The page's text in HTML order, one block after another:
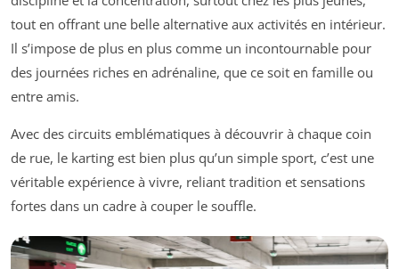
tout en offrant une belle alternative aux activités en intérieur.
Il s’impose de plus en plus comme un incontournable pour
des journées riches en adrénaline, que ce soit en famille ou
entre amis.
Avec des circuits emblématiques à découvrir à chaque coin
de rue, le karting est bien plus qu’un simple sport, c’est une
véritable expérience à vivre, reliant tradition et sensations
fortes dans un cadre à couper le souffle.